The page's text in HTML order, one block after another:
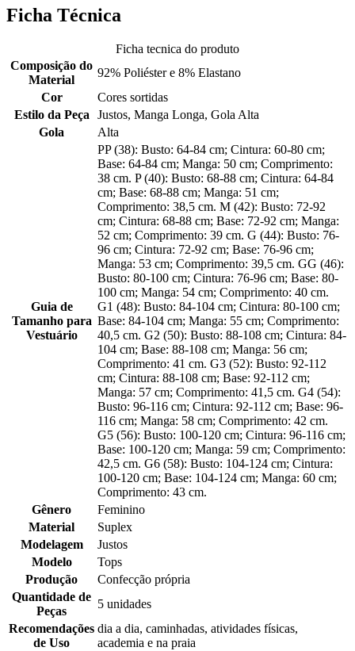
Ficha Técnica
Ficha tecnica do produto
Composição do
Material
92% Poliéster e 8% Elastano
Cor
Cores sortidas
Estilo da Peça
Justos, Manga Longa, Gola Alta
Gola
Alta
Guia de
Tamanho para
Vestuário
PP (38): Busto: 64-84 cm; Cintura: 60-80 cm;
Base: 64-84 cm; Manga: 50 cm; Comprimento:
38 cm. P (40): Busto: 68-88 cm; Cintura: 64-84
cm; Base: 68-88 cm; Manga: 51 cm;
Comprimento: 38,5 cm. M (42): Busto: 72-92
cm; Cintura: 68-88 cm; Base: 72-92 cm; Manga:
52 cm; Comprimento: 39 cm. G (44): Busto: 76-
96 cm; Cintura: 72-92 cm; Base: 76-96 cm;
Manga: 53 cm; Comprimento: 39,5 cm. GG (46):
Busto: 80-100 cm; Cintura: 76-96 cm; Base: 80-
100 cm; Manga: 54 cm; Comprimento: 40 cm.
G1 (48): Busto: 84-104 cm; Cintura: 80-100 cm;
Base: 84-104 cm; Manga: 55 cm; Comprimento:
40,5 cm. G2 (50): Busto: 88-108 cm; Cintura: 84-
104 cm; Base: 88-108 cm; Manga: 56 cm;
Comprimento: 41 cm. G3 (52): Busto: 92-112
cm; Cintura: 88-108 cm; Base: 92-112 cm;
Manga: 57 cm; Comprimento: 41,5 cm. G4 (54):
Busto: 96-116 cm; Cintura: 92-112 cm; Base: 96-
116 cm; Manga: 58 cm; Comprimento: 42 cm.
G5 (56): Busto: 100-120 cm; Cintura: 96-116 cm;
Base: 100-120 cm; Manga: 59 cm; Comprimento:
42,5 cm. G6 (58): Busto: 104-124 cm; Cintura:
100-120 cm; Base: 104-124 cm; Manga: 60 cm;
Comprimento: 43 cm.
Gênero
Feminino
Material
Suplex
Modelagem
Justos
Modelo
Tops
Produção
Confecção própria
Quantidade de
Peças
5 unidades
Recomendações
de Uso
dia a dia, caminhadas, atividades físicas,
academia e na praia